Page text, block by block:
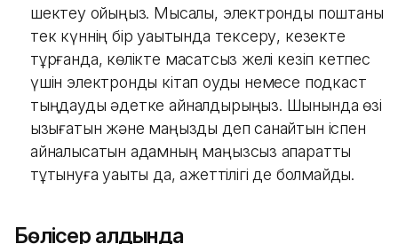
шектеу қойыңыз. Мысалы, электронды поштаны
тек күннің бір уақытында тексеру, кезекте
тұрғанда, көлікте мақсатсыз желі кезіп кетпес
үшін электронды кітап оқуды немесе подкаст
тыңдауды әдетке айналдырыңыз. Шынында өзі
қызығатын және маңызды деп санайтын іспен
айналысатын адамның маңызсыз ақпаратты
тұтынуға уақыты да, қажеттілігі де болмайды.
Бөлісер алдында